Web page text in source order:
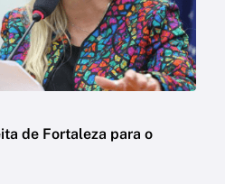
de Fortaleza para o